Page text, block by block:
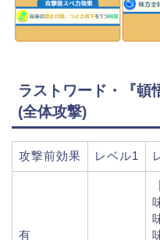
ラストワード・『頓
(全体攻撃)
攻撃前効果 レベル1
有